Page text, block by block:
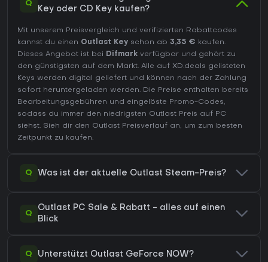
Q
Key oder CD Key kaufen?
Mit unserem Preisvergleich und verifizierten Rabattcodes
kannst du einen Outlast Key schon ab 3,35 € kaufen.
Dieses Angebot ist bei Difmark verfügbar und gehört zu
den günstigsten auf dem Markt. Alle auf XD.deals gelisteten
Keys werden digital geliefert und können nach der Zahlung
sofort heruntergeladen werden. Die Preise enthalten bereits
Bearbeitungsgebühren und eingelöste Promo-Codes,
sodass du immer den niedrigsten Outlast Preis auf PC
siehst. Sieh dir den Outlast Preisverlauf an, um zum besten
Zeitpunkt zu kaufen.
Q Was ist der aktuelle Outlast Steam-Preis?
Q
Outlast PC Sale & Rabatt - alles auf einen
Blick
Q Unterstützt Outlast GeForce NOW?